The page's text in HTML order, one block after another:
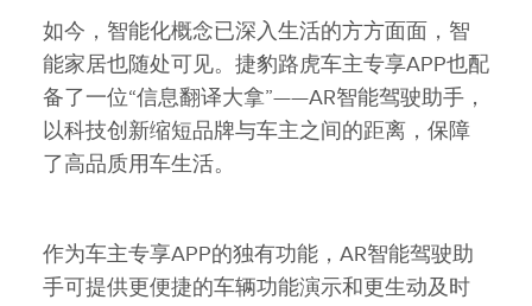
如今，智能化概念已深入生活的方方面面，智
能家居也随处可见。捷豹路虎车主专享APP也配
备了一位“信息翻译大拿”——AR智能驾驶助手，
以科技创新缩短品牌与车主之间的距离，保障
了高品质用车生活。
作为车主专享APP的独有功能，AR智能驾驶助
手可提供更便捷的车辆功能演示和更生动及时